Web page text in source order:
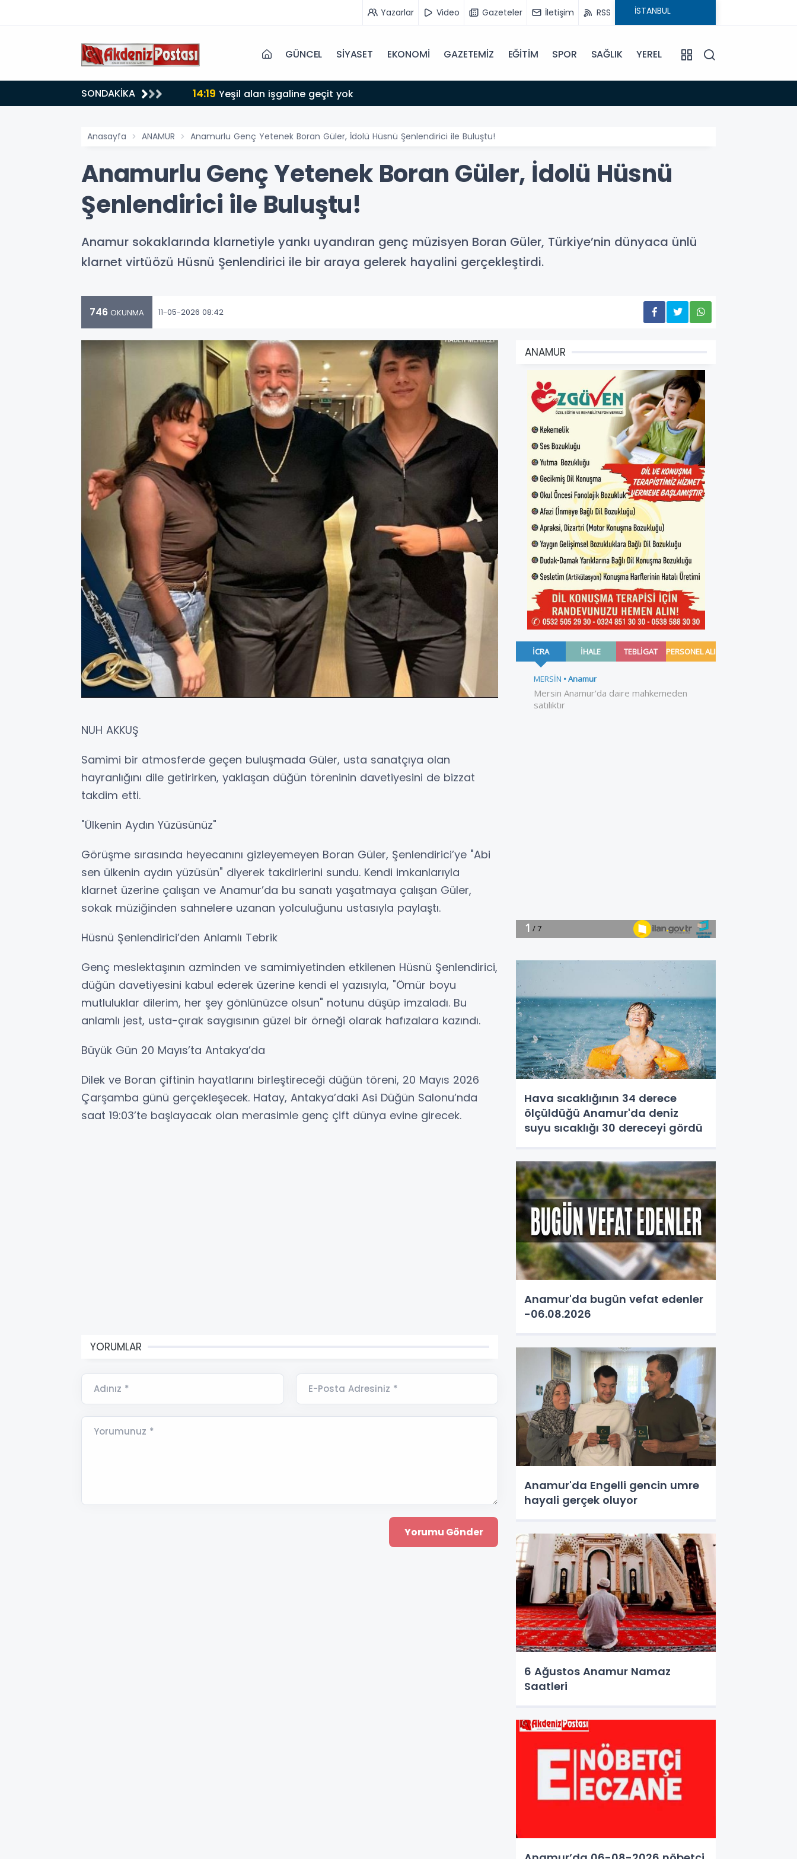
Yazarlar Video Gazeteler İletişim RSS
GÜNCEL SİYASET EKONOMİ GAZETEMİZ EĞİTİM SPOR SAĞLIK YEREL
SONDAKİKA
30 dereceyi gördü 14:19 Yeşil alan işgaline geçit yok
Anasayfa ANAMUR Anamurlu Genç Yetenek Boran Güler, İdolü Hüsnü Şenlendirici ile Buluştu!
Anamurlu Genç Yetenek Boran Güler, İdolü Hüsnü
Şenlendirici ile Buluştu!
​Anamur sokaklarında klarnetiyle yankı uyandıran genç müzisyen Boran Güler, Türkiye’nin dünyaca ünlü
klarnet virtüözü Hüsnü Şenlendirici ile bir araya gelerek hayalini gerçekleştirdi.
746 OKUNMA 11-05-2026 08:42
NUH AKKUŞ
Samimi bir atmosferde geçen buluşmada Güler, usta sanatçıya olan
hayranlığını dile getirirken, yaklaşan düğün töreninin davetiyesini de bizzat
takdim etti.
​"Ülkenin Aydın Yüzüsünüz"
​Görüşme sırasında heyecanını gizleyemeyen Boran Güler, Şenlendirici’ye "Abi
sen ülkenin aydın yüzüsün" diyerek takdirlerini sundu. Kendi imkanlarıyla
klarnet üzerine çalışan ve Anamur’da bu sanatı yaşatmaya çalışan Güler,
sokak müziğinden sahnelere uzanan yolculuğunu ustasıyla paylaştı.
​Hüsnü Şenlendirici’den Anlamlı Tebrik
​Genç meslektaşının azminden ve samimiyetinden etkilenen Hüsnü Şenlendirici,
düğün davetiyesini kabul ederek üzerine kendi el yazısıyla, "Ömür boyu
mutluluklar dilerim, her şey gönlünüzce olsun" notunu düşüp imzaladı. Bu
anlamlı jest, usta-çırak saygısının güzel bir örneği olarak hafızalara kazındı.
​Büyük Gün 20 Mayıs’ta Antakya’da
​Dilek ve Boran çiftinin hayatlarını birleştireceği düğün töreni, 20 Mayıs 2026
Çarşamba günü gerçekleşecek. Hatay, Antakya’daki Asi Düğün Salonu’nda
saat 19:03’te başlayacak olan merasimle genç çift dünya evine girecek.
YORUMLAR
Adınız * E-Posta Adresiniz *
Yorumunuz *
ANAMUR
Hava sıcaklığının 34 derece
ölçüldüğü Anamur'da deniz
suyu sıcaklığı 30 dereceyi gördü
Anamur'da bugün vefat edenler
-06.08.2026
Anamur'da Engelli gencin umre
hayali gerçek oluyor
6 Ağustos Anamur Namaz
Saatleri